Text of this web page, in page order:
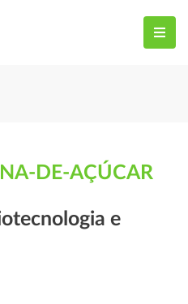
DE-AÇÚCAR
e